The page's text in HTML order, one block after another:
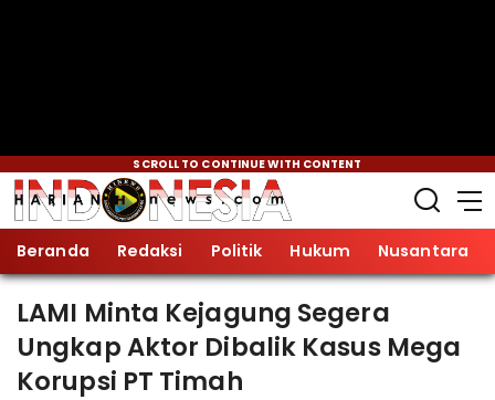
SCROLL TO CONTINUE WITH CONTENT
Beranda Redaksi Politik Hukum Nusantara
LAMI Minta Kejagung Segera
Ungkap Aktor Dibalik Kasus Mega
Korupsi PT Timah